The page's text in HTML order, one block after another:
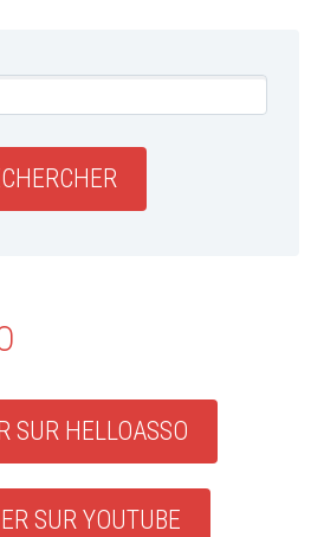
SUR HELLOASSO
SUR YOUTUBE